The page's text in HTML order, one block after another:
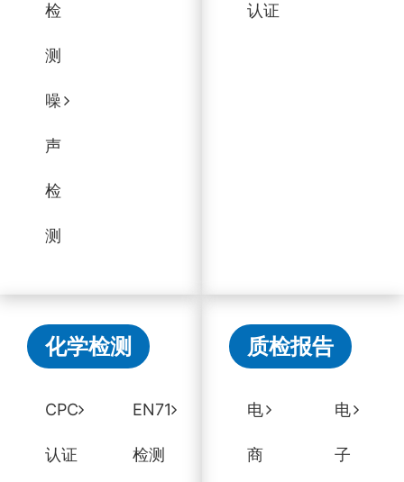
检
测
噪
声
检
测
认证
化学检测
CPC
认证
EN71
检测
质检报告
电
商
电
子